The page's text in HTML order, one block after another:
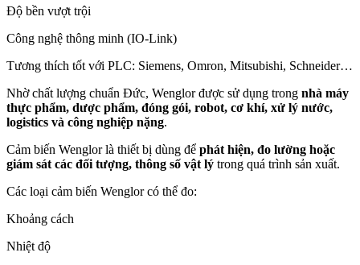
Độ bền vượt trội
Công nghệ thông minh (IO-Link)
Tương thích tốt với PLC: Siemens, Omron, Mitsubishi, Schneider…
Nhờ chất lượng chuẩn Đức, Wenglor được sử dụng trong nhà máy
thực phẩm, dược phẩm, đóng gói, robot, cơ khí, xử lý nước,
logistics và công nghiệp nặng.
Cảm biến Wenglor là thiết bị dùng để phát hiện, đo lường hoặc
giám sát các đối tượng, thông số vật lý trong quá trình sản xuất.
Các loại cảm biến Wenglor có thể đo:
Khoảng cách
Nhiệt độ